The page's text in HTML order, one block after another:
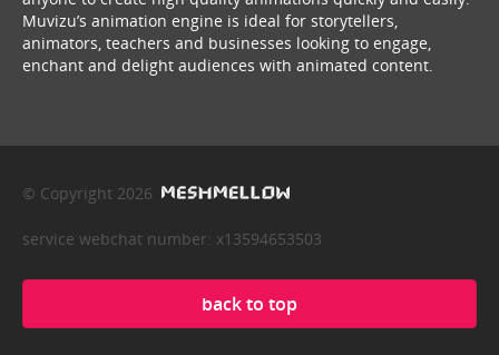
Muvizu’s animation engine is ideal for storytellers,
animators, teachers and businesses looking to engage,
enchant and delight audiences with animated content.
© Copyright 2026
service webchat number: x13594653503
back to top